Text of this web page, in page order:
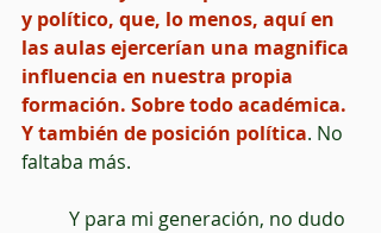
y político, que, lo menos, aquí en
las aulas ejercerían una magnifica
influencia en nuestra propia
formación. Sobre todo académica.
Y también de posición política. No
faltaba más.